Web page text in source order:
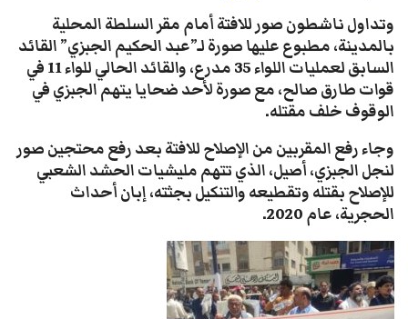
وتداول ناشطون صور للافتة أمام مقر السلطة المحلية
بالمدينة، مطبوع عليها صورة لـ”عبد الحكيم الجبزي” القائد
السابق لعمليات اللواء 35 مدرع، والقائد الحالي للواء 11 في
قوات طارق صالح، مع صورة لأحد ضحايا يتهم الجبزي في
الوقوف خلف مقتله.
وجاء رفع المقربين من الإصلاح للافتة بعد رفع محتجين صور
لنجل الجبزي، أصيل، الذي تتهم مليشيات الحشد الشعبي
للإصلاح بقتله وتقطيعه والتنكيل بجثته، إبان أحداث
الحجرية، عام 2020.